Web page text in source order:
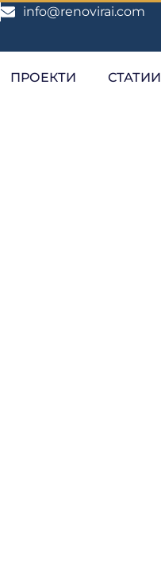
info@renovirai.com
ПРОЕКТИ СТАТИИ